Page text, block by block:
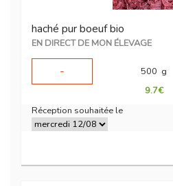
haché pur boeuf bio
EN DIRECT DE MON ÉLEVAGE
-
500 g
9.7€
Réception souhaitée le